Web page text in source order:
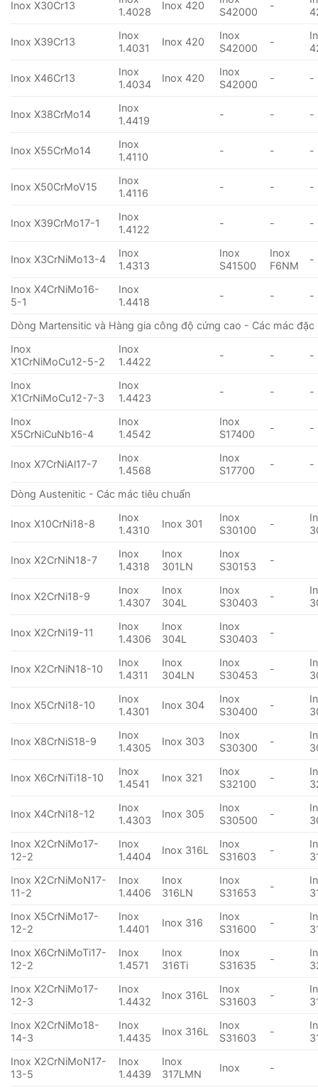
Inox X30Cr13
1.4028
Inox 420
S42000
-
Inox X39Cr13
Inox
1.4031
Inox 420
Inox
S42000
-
Inox X46Cr13
Inox
1.4034
Inox 420
Inox
S42000
- -
Inox X38CrMo14
Inox
1.4419
- - -
Inox X55CrMo14
Inox
1.4110
- - -
Inox X50CrMoV15
Inox
1.4116
- - -
Inox X39CrMo17-1
Inox
1.4122
- - -
Inox X3CrNiMo13-4
Inox
1.4313
Inox
S41500
Inox
F6NM
-
Inox X4CrNiMo16-
5-1
Inox
1.4418
- - -
Dòng Martensitic và Hàng gia công độ cứng cao - Các mác đặc
Inox
X1CrNiMoCu12-5-2
Inox
1.4422
- - -
Inox
X1CrNiMoCu12-7-3
Inox
1.4423
- - -
Inox
X5CrNiCuNb16-4
Inox
1.4542
Inox
S17400
- -
Inox X7CrNiAl17-7
Inox
1.4568
Inox
S17700
- -
Dòng Austenitic - Các mác tiêu chuẩn
Inox X10CrNi18-8
Inox
1.4310
Inox 301
Inox
S30100
-
Inox X2CrNiN18-7
Inox
1.4318
Inox
301LN
Inox
S30153
-
Inox X2CrNi18-9
Inox
1.4307
Inox
304L
Inox
S30403
-
Inox X2CrNi19-11
Inox
1.4306
Inox
304L
Inox
S30403
-
Inox X2CrNiN18-10
Inox
1.4311
Inox
304LN
Inox
S30453
-
Inox X5CrNi18-10
Inox
1.4301
Inox 304
Inox
S30400
-
Inox X8CrNiS18-9
Inox
1.4305
Inox 303
Inox
S30300
-
Inox X6CrNiTi18-10
Inox
1.4541
Inox 321
Inox
S32100
-
Inox X4CrNi18-12
Inox
1.4303
Inox 305
Inox
S30500
-
Inox X2CrNiMo17-
12-2
Inox
1.4404
Inox 316L
Inox
S31603
-
Inox X2CrNiMoN17-
11-2
Inox
1.4406
Inox
316LN
Inox
S31653
-
Inox X5CrNiMo17-
12-2
Inox
1.4401
Inox 316
Inox
S31600
-
Inox X6CrNiMoTi17-
12-2
Inox
1.4571
Inox
316Ti
Inox
S31635
-
Inox X2CrNiMo17-
12-3
Inox
1.4432
Inox 316L
Inox
S31603
-
Inox X2CrNiMo18-
14-3
Inox
1.4435
Inox 316L
Inox
S31603
-
Inox X2CrNiMoN17-
13-5
Inox
1.4439
Inox
317LMN
Inox -